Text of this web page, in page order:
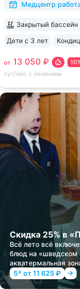
Медцентр
от 13 050 ₽
сут/чел, с лечением
Закрытый бассейн
Дети с 3 лет
Скидка 25% в
Всё лето всё
блюд на «шведском
акватермальная
5* от 11 625 ₽